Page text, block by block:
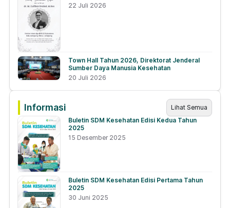
22 Juli 2026
Town Hall Tahun 2026, Direktorat Jenderal
Sumber Daya Manusia Kesehatan
20 Juli 2026
Informasi
Lihat Semua
Buletin SDM Kesehatan Edisi Kedua Tahun
2025
15 Desember 2025
Buletin SDM Kesehatan Edisi Pertama Tahun
2025
30 Juni 2025